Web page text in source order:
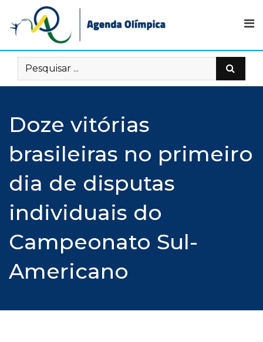
content
Doze vitórias
brasileiras no primeiro
dia de disputas
individuais do
Campeonato Sul-
Americano